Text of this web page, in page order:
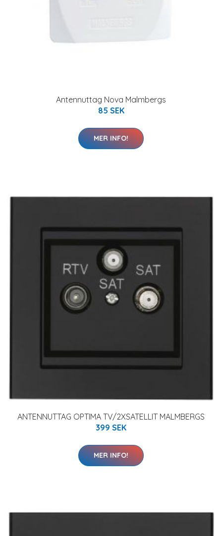
Antennuttag Nova Malmbergs
85 SEK
MER INFO!
ANTENNUTTAG OPTIMA TV/2XSATELLIT MALMBERGS
399 SEK
MER INFO!